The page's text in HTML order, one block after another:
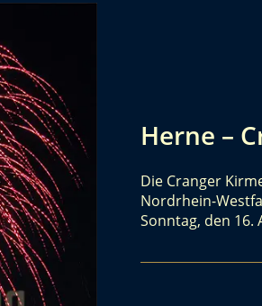
Herne –
Die Cranger
Nordrhein-
Sonntag, den